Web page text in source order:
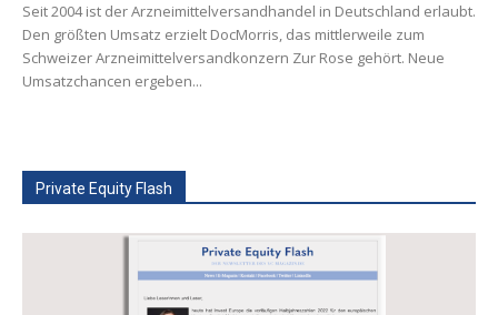
Seit 2004 ist der Arzneimittelversandhandel in Deutschland erlaubt.
Den größten Umsatz erzielt DocMorris, das mittlerweile zum
Schweizer Arzneimittelversandkonzern Zur Rose gehört. Neue
Umsatzchancen ergeben...
Private Equity Flash